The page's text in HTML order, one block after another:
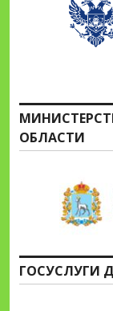
ОБЛАСТИ
ГОСУСЛУГИ